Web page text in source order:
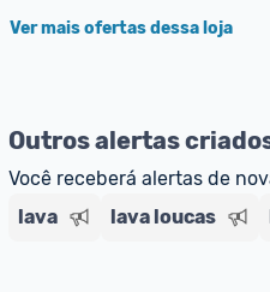
Ver mais ofertas dessa loja
Outros alertas
Você receberá alertas de
lava
lava loucas